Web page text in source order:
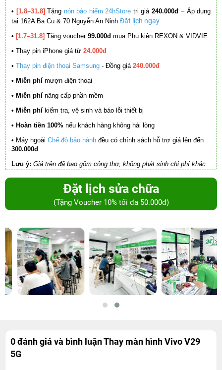
• [1.8–31.8] Tặng nón bảo hiểm 24hStore trị giá 240.000đ – Áp dụng
tại 162A Ba Cu & 70 Nguyễn An Ninh Đặt lịch ngay
• [1.7–31.8] Tặng voucher 99.000đ mua Phụ kiện REXON & VIDVIE
• Thay pin iPhone giá từ 24.000đ
• Thay pin điện thoại Samsung - Đồng giá 240.000đ
• Miễn phí mượn điện thoại
• Miễn phí nâng cấp phần mềm
• Miễn phí kiểm tra, vệ sinh và báo lỗi thiết bị
• Hoàn tiền 100% nếu khách hàng không hài lòng
• Máy ngoài Chế độ bảo hành đều có chính sách hỗ trợ giá lên đến
300.000đ
Lưu ý: Giá trên đã bao gồm công thợ, không phát sinh chi phí khác
Đặt lịch sửa chữa
(Tặng Voucher 10% tối đa 50.000đ)
0 đánh giá và bình luậnThay màn hình Vivo V29
5G